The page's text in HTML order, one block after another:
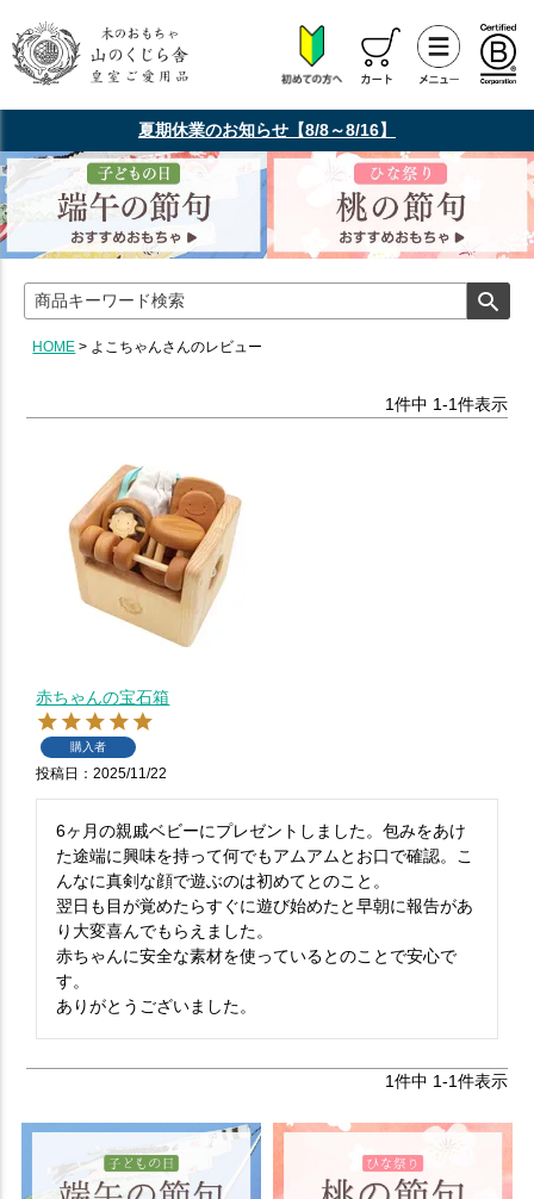
夏期休業のお知らせ【8/8～8/16】
HOME よこちゃんさんのレビュー
1件中 1-1件表示
赤ちゃんの宝石箱
購入者
投稿日 2025/11/22
6ヶ月の親戚ベビーにプレゼントしました。包みをあけ
た途端に興味を持って何でもアムアムとお口で確認。こ
んなに真剣な顔で遊ぶのは初めてとのこと。
翌日も目が覚めたらすぐに遊び始めたと早朝に報告があ
り大変喜んでもらえました。
赤ちゃんに安全な素材を使っているとのことで安心で
す。
ありがとうございました。
1件中 1-1件表示